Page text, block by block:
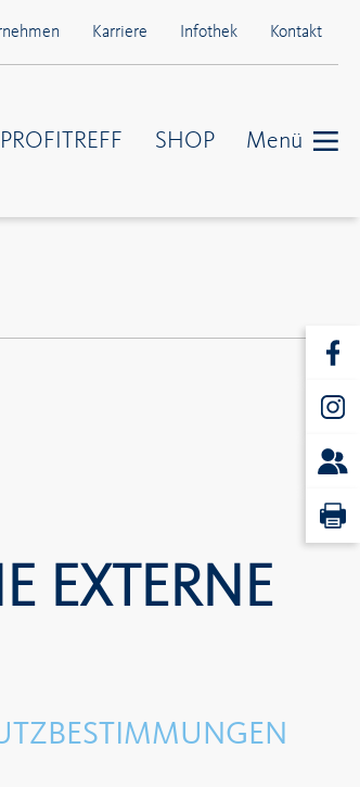
Karriere Infothek Kontakt
PROFITREFF SHOP Menü
EXTERNE